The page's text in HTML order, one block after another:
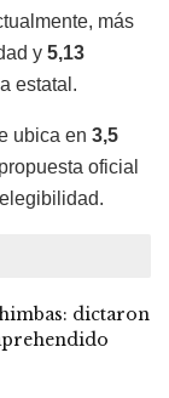
más
y 5,13
estatal.
ubica en 3,5
oficial
dictaron